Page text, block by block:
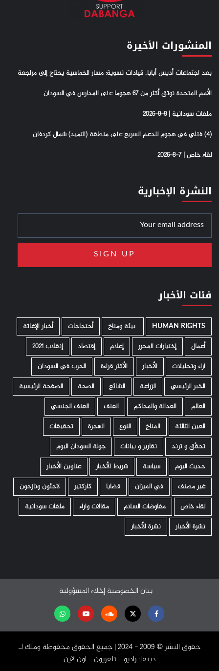
المنشورات الأخيرة
بعد اجتماعات أديس أبابا.. قيادات نسوية: مسار الخماسية يحتاج إلى مراجعة
الأمم المتحدة توثق أكثر من 67 هجوما على المدارس في السودان
ملفات سودانية | 8-8-2026
(4) فتلي في هجوم للدعم السريع على منطقة (التميد) شمال كردفان
لقاء خاص | 7-8-2026
النشرة الإخبارية
فئات الأخبار
HUMAN RIGHTS ­ بيئة ومناخ أحتجاجات
أخبار الإغاثة
أعمال
إختيارات المحرر إعلام إقتصاد
إنقلاب 2021
اراء وتحليلات
الأخبار الأكثر قراءة
الحرب في السودان
الخبر الرئيسي
الزراعة الشائع الصحة
الصفحة الرئيسية
العالم
العدالة والمحاكم العنف
العنف الجنسي
العين الثالثة
المناخ النوع الهجرة
تحقيقات
تحقّق و ترند
تقارير و بيانات
جولة السودان اليوم
حديث اليوم
سياسة شريط الأخبار
عناوين الأخبار
غير مصنف
في الميزان قضايا كاركتير
لاجئون ونازحون
لقاء خاص
مفاوضات السلام مقالات واراء
ملفات سودانية
نشرة الأخبار
نشرة الأخبار
بيان الخصوصية إخلاء المسؤولية
Facebook
Twitter
Soundcloud
Youtubeتابعنا
واتساب
حقوق النشر ©️ 2009 - 2024 | جميع الحقوق محفوظة وملك لـ
دبنقا: راديو - تلفزيون - اون لاين